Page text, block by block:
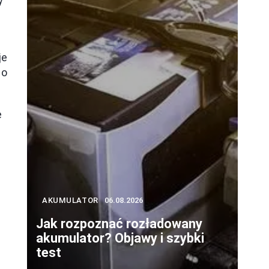
AKUMULATOR 06.08.2026
Jak rozpoznać rozładowany
akumulator? Objawy i szybki
test